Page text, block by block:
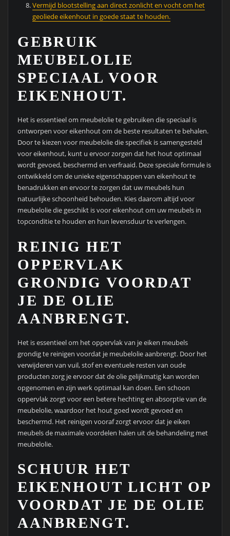
Vermijd blootstelling aan direct zonlicht en vocht om het
geoliede eikenhout in goede staat te houden.
GEBRUIK
MEUBELOLIE
SPECIAAL VOOR
EIKENHOUT.
Het is essentieel om meubelolie te gebruiken die speciaal is
ontworpen voor eikenhout om de beste resultaten te behalen.
Door te kiezen voor meubelolie die specifiek is samengesteld
voor eikenhout, kunt u ervoor zorgen dat het hout optimaal
wordt gevoed, beschermd en verfraaid. Deze speciale formule is
ontwikkeld om de unieke eigenschappen van eikenhout te
benadrukken en ervoor te zorgen dat uw meubels hun
natuurlijke schoonheid behouden. Kies daarom altijd voor
meubelolie die geschikt is voor eikenhout om uw meubels in
topconditie te houden en hun levensduur te verlengen.
REINIG HET
OPPERVLAK
GRONDIG VOORDAT
JE DE OLIE
AANBRENGT.
Het is essentieel om het oppervlak van je eiken meubels
grondig te reinigen voordat je meubelolie aanbrengt. Door het
verwijderen van vuil, stof en eventuele resten van oude
producten zorg je ervoor dat de olie gelijkmatig kan worden
opgenomen en zijn werk optimaal kan doen. Een schoon
oppervlak zorgt voor een betere hechting en absorptie van de
meubelolie, waardoor het hout goed wordt gevoed en
beschermd. Het reinigen vooraf zorgt ervoor dat je eiken
meubels de maximale voordelen halen uit de behandeling met
meubelolie.
SCHUUR HET
EIKENHOUT LICHT OP
VOORDAT JE DE OLIE
AANBRENGT.